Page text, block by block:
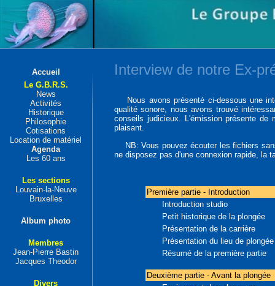
Accueil
Le G.B.R.S.
News
Activités
Historique
Philosophie
Cotisations
Location de matériel
Agenda
Les 60 ans
Les sections
Louvain-la-Neuve
Bruxelles
Album photo
Membres
Jean-Pierre Bastin
Jacques Theodor
Divers
Interview de notre Ex-
Nous avons présenté ci-dessous une
qualité sonore, nous avons trouvé
conseils judicieux. L'émission présente de
plaisant.
NB: Vous pouvez écouter les fichiers
ne disposez pas d'une connexion rapide, la
Première partie - Introduction
Introduction studio
Petit historique de la plongée
Présentation de la carrière
Présentation du lieu de plongée
Résumé de la première partie
Deuxième partie - Avant la plongée